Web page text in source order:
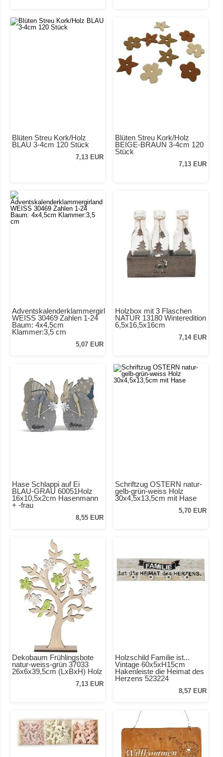
Blüten Streu Kork/Holz
BLAU 3-4cm 120 Stück
7,13 EUR
Blüten Streu Kork/Holz
BEIGE-BRAUN 3-4cm 120
Stück
7,13 EUR
Adventskalenderklammergirland
WEISS 30469 Zahlen 1-24
Baum: 4x4,5cm
Klammer:3,5 cm
5,07 EUR
Holzbox mit 3 Flaschen
NATUR 13180 Winteredition
6,5x16,5x16cm
7,14 EUR
Hase Schlappi auf Ei
BLAU-GRAU 60051Holz
16x10,5x2cm Hasenmann
+ -frau
8,55 EUR
Schriftzug OSTERN natur-
gelb-grün-weiss Holz
30x4,5x13,5cm mit Hase
5,70 EUR
Dekobaum Frühlingsbote
natur-weiss-grün 37033
26x6x39,5cm (LxBxH) Holz
7,13 EUR
Holzschild Familie ist...
Vintage 60x5xH15cm
Hakenleiste die Heimat des
Herzens 523224
8,57 EUR